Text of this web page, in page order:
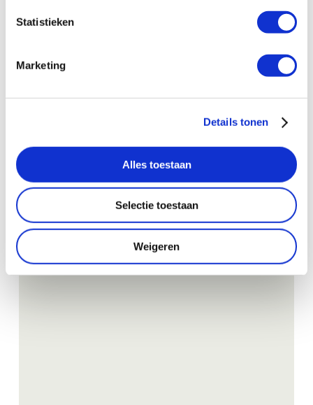
Statistieken
Marketing
Details tonen
Alles toestaan
Selectie toestaan
Weigeren